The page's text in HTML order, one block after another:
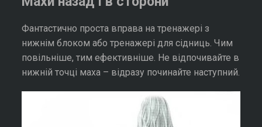
Фантастично проста вправа на тренажері з
нижнім блоком або тренажері для сідниць. Чим
повільніше, тим ефективніше. Не відпочивайте в
нижній точці маха – відразу починайте наступний.